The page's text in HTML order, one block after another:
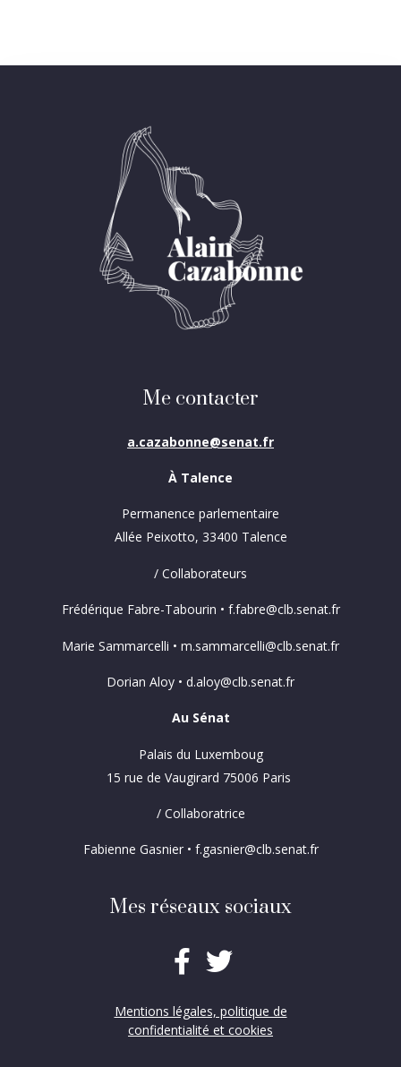
Me contacter
a.cazabonne@senat.fr
À Talence
Permanence parlementaire
Allée Peixotto, 33400 Talence
/ Collaborateurs
Frédérique Fabre-Tabourin • f.fabre@clb.senat.fr
Marie Sammarcelli • m.sammarcelli@clb.senat.fr
Dorian Aloy • d.aloy@clb.senat.fr
Au Sénat
Palais du Luxemboug
15 rue de Vaugirard 75006 Paris
/ Collaboratrice
Fabienne Gasnier • f.gasnier@clb.senat.fr
Mes réseaux sociaux
Mentions légales, politique de
confidentialité et cookies